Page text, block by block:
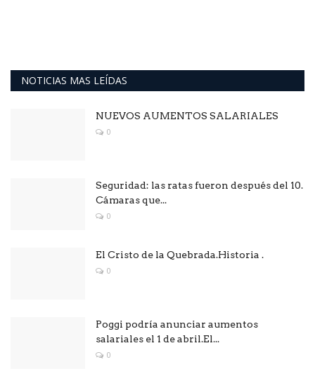
NOTICIAS MAS LEÍDAS
NUEVOS AUMENTOS SALARIALES
0
Seguridad: las ratas fueron después del 10.
Cámaras que...
0
El Cristo de la Quebrada.Historia .
0
Poggi podría anunciar aumentos
salariales el 1 de abril.El...
0